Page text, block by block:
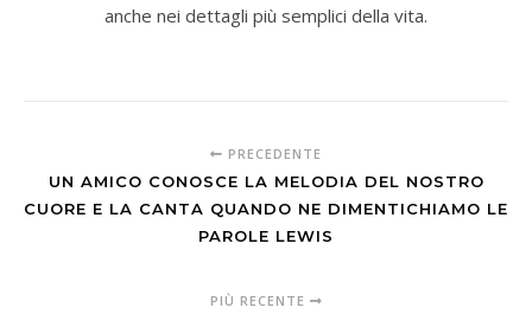
anche nei dettagli più semplici della vita.
PRECEDENTE
UN AMICO CONOSCE LA MELODIA DEL NOSTRO
CUORE E LA CANTA QUANDO NE DIMENTICHIAMO LE
PAROLE LEWIS
PIÙ RECENTE